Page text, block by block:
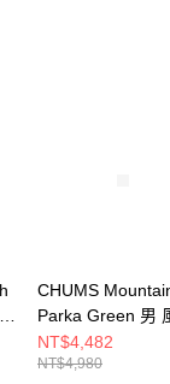
CHUMS
Parka Green 男
外套 Crazy
CH041486C086
NT$4,482
NT$4,980